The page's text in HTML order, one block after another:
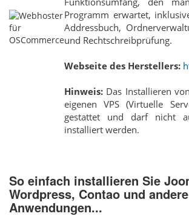
Programm erwartet,
Addressbuch,
und Rechtschreibprüfung.
Webseite des Herstellers:
Hinweis: Das Installieren
eigenen VPS (Virtuelle
gestattet und darf nicht
installiert werden.
So einfach installieren Sie
Wordpress, Contao und andere
Anwendungen...